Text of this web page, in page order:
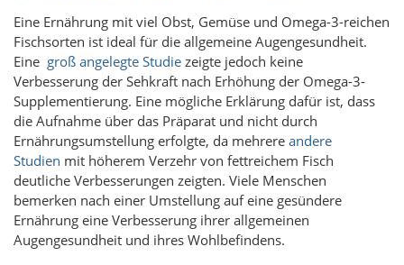
Eine Ernährung mit viel Obst, Gemüse und Omega-3-reichen
Fischsorten ist ideal für die allgemeine Augengesundheit.
Eine groß angelegte Studie zeigte jedoch keine
Verbesserung der Sehkraft nach Erhöhung der Omega-3-
Supplementierung. Eine mögliche Erklärung dafür ist, dass
die Aufnahme über das Präparat und nicht durch
Ernährungsumstellung erfolgte, da mehrere andere
Studien mit höherem Verzehr von fettreichem Fisch
deutliche Verbesserungen zeigten. Viele Menschen
bemerken nach einer Umstellung auf eine gesündere
Ernährung eine Verbesserung ihrer allgemeinen
Augengesundheit und ihres Wohlbefindens.